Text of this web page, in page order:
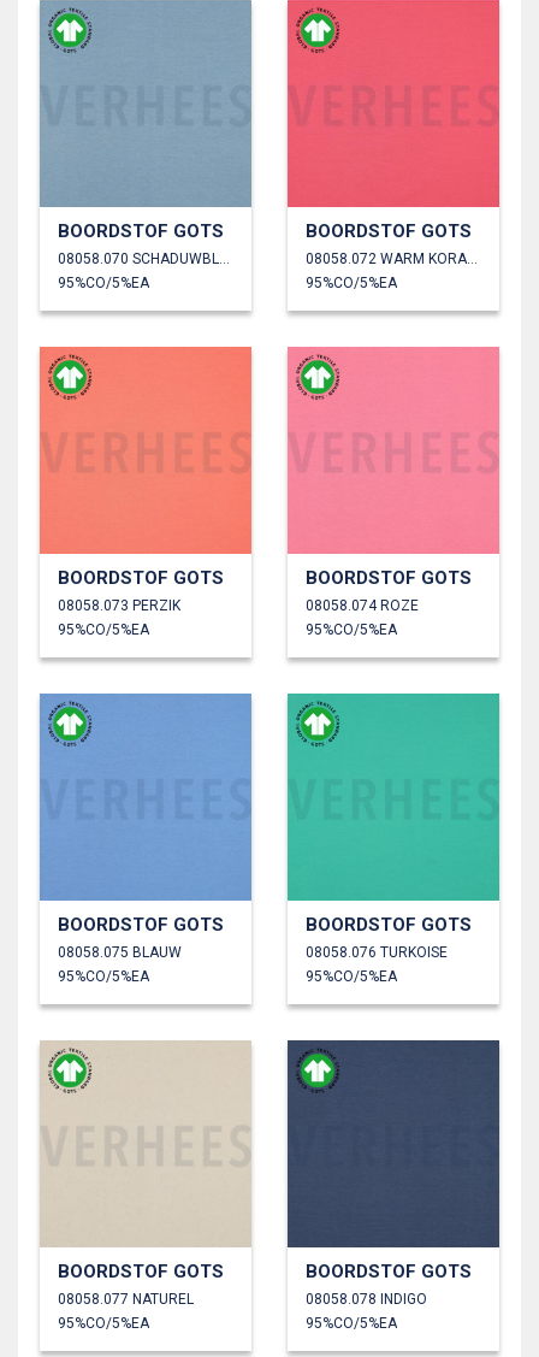
BOORDSTOF GOTS
08058.070 SCHADUWBLAUW
95%CO/5%EA
BOORDSTOF GOTS
08058.072 WARM KORAAL
95%CO/5%EA
BOORDSTOF GOTS
08058.073 PERZIK
95%CO/5%EA
BOORDSTOF GOTS
08058.074 ROZE
95%CO/5%EA
BOORDSTOF GOTS
08058.075 BLAUW
95%CO/5%EA
BOORDSTOF GOTS
08058.076 TURKOISE
95%CO/5%EA
BOORDSTOF GOTS
08058.077 NATUREL
95%CO/5%EA
BOORDSTOF GOTS
08058.078 INDIGO
95%CO/5%EA